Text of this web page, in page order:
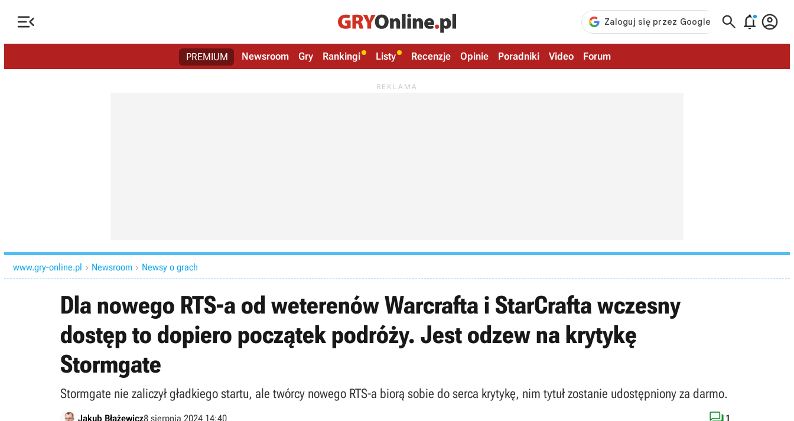
   
PREMIUM Newsroom Gry Rankingi Listy Recenzje Opinie Poradniki Video Forum
www.gry-online.pl  Newsroom  Newsy o grach
Dla nowego RTS-a od weterenów Warcrafta i StarCrafta wczesny
dostęp to dopiero początek podróży. Jest odzew na krytykę
Stormgate
Stormgate nie zaliczył gładkiego startu, ale twórcy nowego RTS-a biorą sobie do serca krytykę, nim tytuł zostanie udostępniony za darmo.
Jakub Błażewicz8 sierpnia 2024 14:40 1